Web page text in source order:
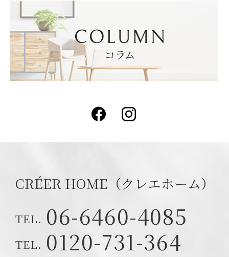
Facebook
CRÉER HOME（クレエホーム）
06-6460-4085
0120-731-364